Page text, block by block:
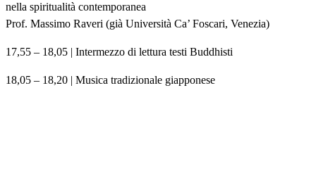
nella spiritualità contemporanea
Prof. Massimo Raveri (già Università Ca’ Foscari, Venezia)
17,55 – 18,05 | Intermezzo di lettura testi Buddhisti
18,05 – 18,20 | Musica tradizionale giapponese